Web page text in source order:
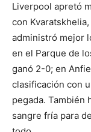
Liverpool apretó
con
administró mejor
en el Parque de
ganó 2-0; en
clasificación con
pegada. También
sangre fría para